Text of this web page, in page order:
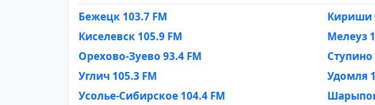
Бежецк 103.7 FM
Кириши
Киселевск 105.9 FM
Мелеуз
Орехово-Зуево 93.4 FM
Ступино
Углич 105.3 FM
Удомля
Усолье-Сибирское 104.4 FM